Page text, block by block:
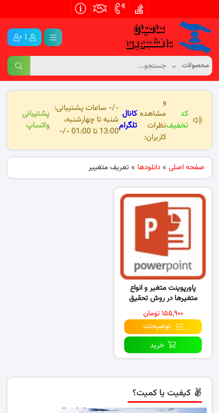
|
کد
تخفیف
و
مشاهده
نظرات
کاربران:
کانال
تلگرام
-/- ساعات پشتیبانی:
شنبه تا چهارشنبه،
13:00 تا 01:00 -/-
پشتیبانی
واتساپ
صفحه اصلی » دانلودها » تعریف متغییر
پاورپوینت متغیر و انواع
متغیرها در روش تحقیق
۱۵۵,۹۰۰ تومان
توضیحات
خرید
کیفیت یا کمیت؟